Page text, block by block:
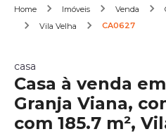
Home Imóveis Venda
Vila Velha
CA0627
casa
Casa à venda
Granja Viana,
com 185.7 m²,